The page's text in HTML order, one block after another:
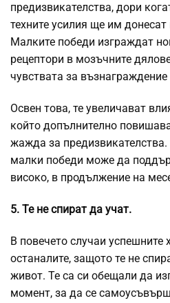
предизвикателства, дори
техните усилия ще им
Малките победи изграждат
рецептори в мозъчните
чувствата за
Освен това, те увеличават
който допълнително
жажда за
малки победи може да
високо, в продължение на
5. Те не спират да учат.
В повечето случаи успешните
останалите, защото те не
живот. Те са си обещали да
момент, за да се